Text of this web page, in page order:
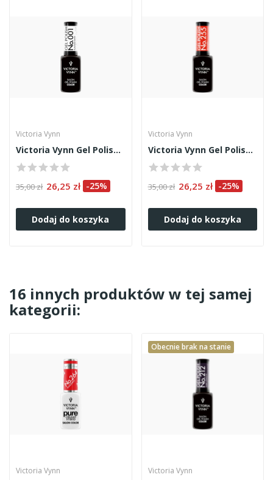
Victoria Vynn
Victoria Vynn Gel Polish 001
35,00 zł 26,25 zł -25%
Dodaj do koszyka
Victoria Vynn
Victoria Vynn Gel Polish 255
35,00 zł 26,25 zł -25%
Dodaj do koszyka
16 innych produktów w tej samej
kategorii:
Victoria Vynn
Obecnie brak na stanie
Victoria Vynn